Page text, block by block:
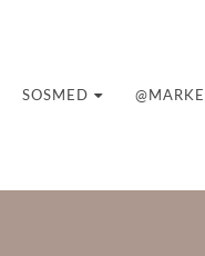
SOSMED